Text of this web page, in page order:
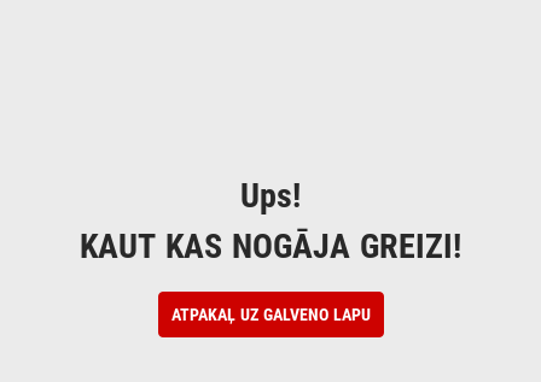
Ups!
KAUT KAS NOGĀJA GREIZI!
ATPAKAĻ UZ GALVENO LAPU